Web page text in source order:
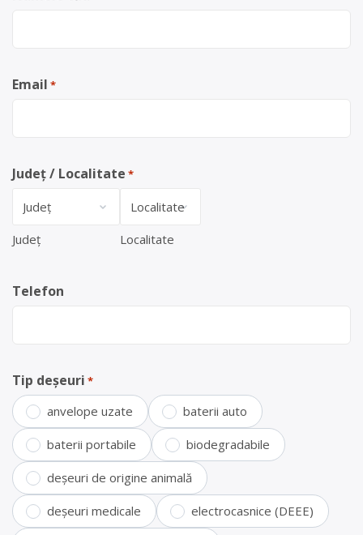
Email *
Județ / Localitate *
Județ Localitate
Telefon
Tip deșeuri *
anvelope uzate baterii auto
baterii portabile biodegradabile
deșeuri de origine animală
deșeuri medicale electrocasnice (DEEE)